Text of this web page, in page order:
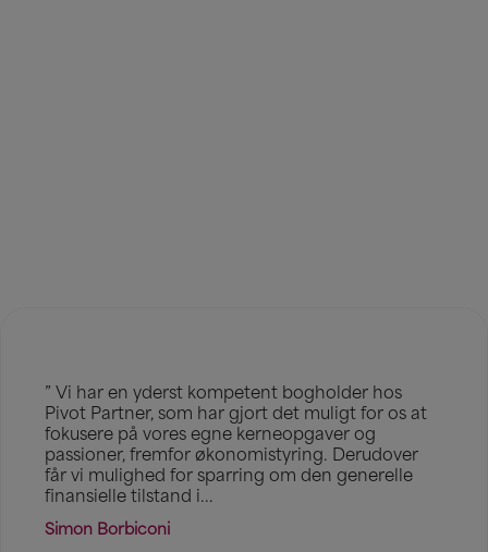
” Vi har en yderst kompetent bogholder hos
Pivot Partner, som har gjort det muligt for os at
fokusere på vores egne kerneopgaver og
passioner, fremfor økonomistyring. Derudover
får vi mulighed for sparring om den generelle
finansielle tilstand i...
Simon Borbiconi